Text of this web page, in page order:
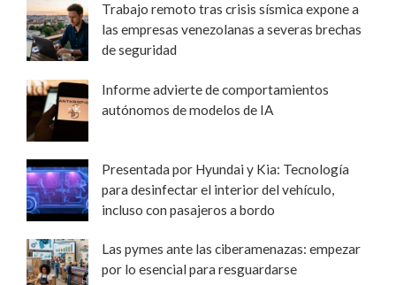
Trabajo remoto tras crisis sísmica expone a
las empresas venezolanas a severas brechas
de seguridad
Informe advierte de comportamientos
autónomos de modelos de IA
Presentada por Hyundai y Kia: Tecnología
para desinfectar el interior del vehículo,
incluso con pasajeros a bordo
Las pymes ante las ciberamenazas: empezar
por lo esencial para resguardarse